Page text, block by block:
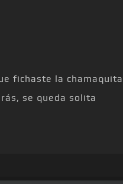
fichaste la chamaquita
se queda solita